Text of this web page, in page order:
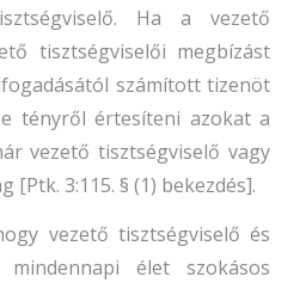
Ha a vezető
tisztségviselői megbízást
számított tizenöt
tényről értesíteni azokat a
vezető tisztségviselő vagy
3:115. § (1) bekezdés].
vezető tisztségviselő és
élet szokásos